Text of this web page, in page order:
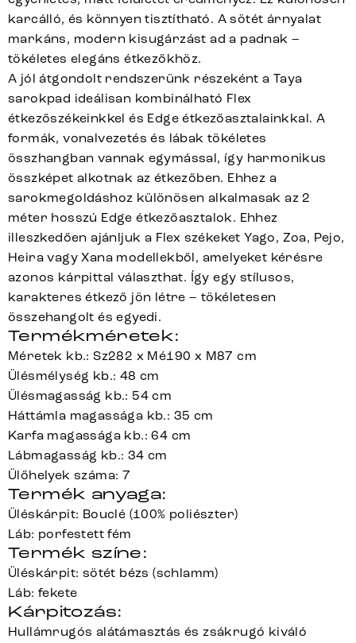
karcálló, és könnyen tisztítható. A sötét árnyalat
markáns, modern kisugárzást ad a padnak –
tökéletes elegáns étkezőkhöz.
A jól átgondolt rendszerünk részeként a Taya
sarokpad ideálisan kombinálható Flex
étkezőszékeinkkel és Edge étkezőasztalainkkal. A
formák, vonalvezetés és lábak tökéletes
összhangban vannak egymással, így harmonikus
összképet alkotnak az étkezőben. Ehhez a
sarokmegoldáshoz különösen alkalmasak az 2
méter hosszú Edge étkezőasztalok. Ehhez
illeszkedően ajánljuk a Flex székeket Yago, Zoa, Pejo,
Heira vagy Xana modellekből, amelyeket kérésre
azonos kárpittal választhat. Így egy stílusos,
karakteres étkező jön létre – tökéletesen
összehangolt és egyedi.
Termékméretek:
Méretek kb.: Sz282 x Mé190 x M87 cm
Ülésmélység kb.: 48 cm
Ülésmagasság kb.: 54 cm
Háttámla magassága kb.: 35 cm
Karfa magassága kb.: 64 cm
Lábmagasság kb.: 34 cm
Ülőhelyek száma: 7
Termék anyaga:
Üléskárpit: Bouclé (100% poliészter)
Láb: porfestett fém
Termék színe:
Üléskárpit: sötét bézs (schlamm)
Láb: fekete
Kárpitozás:
Hullámrugós alátámasztás és zsákrugó kiváló